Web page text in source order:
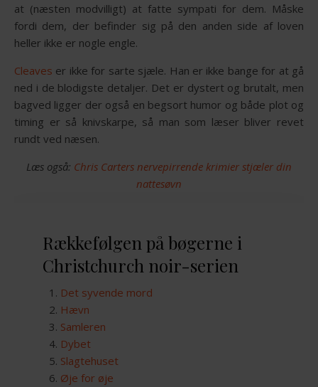
at (næsten modvilligt) at fatte sympati for dem. Måske
fordi dem, der befinder sig på den anden side af loven
heller ikke er nogle engle.
Cleaves er ikke for sarte sjæle. Han er ikke bange for at gå
ned i de blodigste detaljer. Det er dystert og brutalt, men
bagved ligger der også en begsort humor og både plot og
timing er så knivskarpe, så man som læser bliver revet
rundt ved næsen.
Læs også: Chris Carters nervepirrende krimier stjæler din
nattesøvn
Rækkefølgen på bøgerne i
Christchurch noir-serien
Det syvende mord
Hævn
Samleren
Dybet
Slagtehuset
Øje for øje